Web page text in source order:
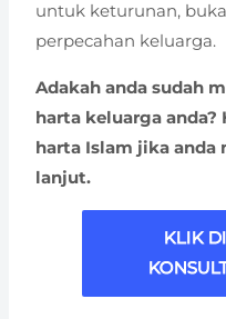
untuk keturunan,
perpecahan keluarga.
Adakah anda sudah
harta keluarga
harta Islam jika
lanjut.
KLIK